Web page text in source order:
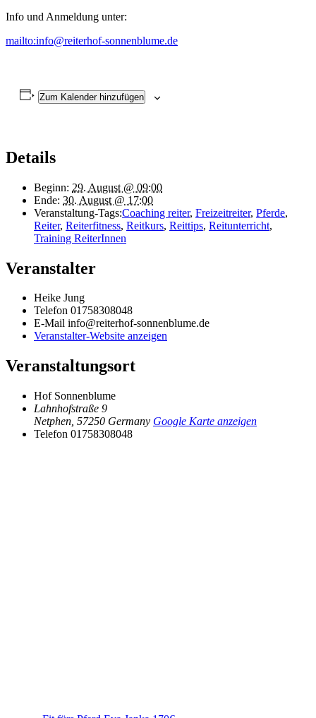
Info und Anmeldung unter:
mailto:info@reiterhof-sonnenblume.de
Zum Kalender hinzufügen
Details
Beginn: 29. August @ 09:00
Ende: 30. August @ 17:00
Veranstaltung-Tags:Coaching reiter, Freizeitreiter, Pferde,
Reiter, Reiterfitness, Reitkurs, Reittips, Reitunterricht,
Training ReiterInnen
Veranstalter
Heike Jung
Telefon 01758308048
E-Mail info@reiterhof-sonnenblume.de
Veranstalter-Website anzeigen
Veranstaltungsort
Hof Sonnenblume
Lahnhofstraße 9
Netphen 57250 Germany Google Karte anzeigen
Telefon 01758308048